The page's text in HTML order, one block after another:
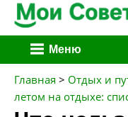
Перейти
к
содержимому
Меню
Главная > Отдых и
летом на отдыхе: